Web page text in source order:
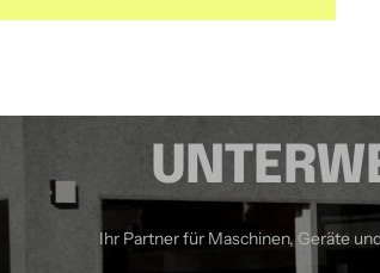
Ihr Partner für Maschinen, Geräte